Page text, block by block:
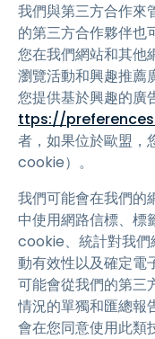
我們與第三方合作來
的第三方合作夥伴
您在我們網站和其他
瀏覽活動和興趣推薦
您提供基於興趣的廣
ttps://
者，如果位於歐盟，
cookie）。
我們可能會在我們的
中使用網路信標、標
cookie、統計對我們
動有效性以及確定電
可能會從我們的第三
情況的單獨和匯總報
會在您同意使用此類